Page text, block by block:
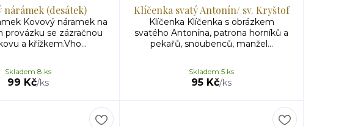
nárámek (desátek)
Kovový náramek na
provázku se zázračnou
a křížkem.Vho...
99 Kč/ks
Skladem 8 ks
Klíčenka svatý Antonín/ sv. Kryštof
Klíčenka Klíčenka s obrázkem
svatého Antonína, patrona horníků a
pekařů, snoubenců, manžel...
95 Kč/ks
Skladem 5 ks